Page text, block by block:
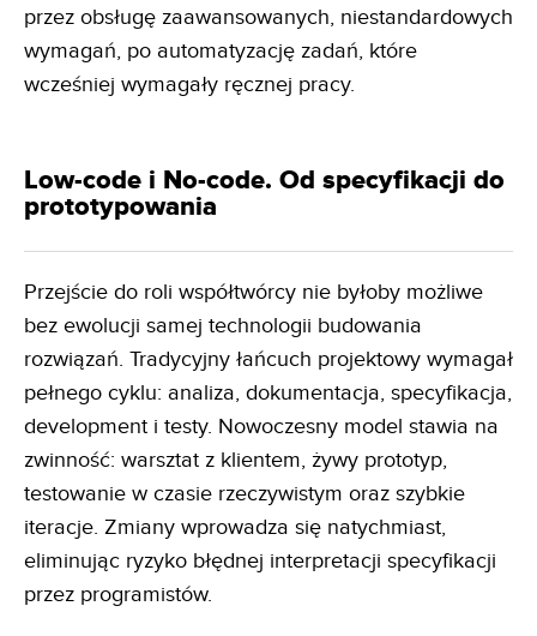
przez obsługę zaawansowanych, niestandardowych
wymagań, po automatyzację zadań, które
wcześniej wymagały ręcznej pracy.
Low-code i No-code. Od specyfikacji do
prototypowania
Przejście do roli współtwórcy nie byłoby możliwe
bez ewolucji samej technologii budowania
rozwiązań. Tradycyjny łańcuch projektowy wymagał
pełnego cyklu: analiza, dokumentacja, specyfikacja,
development i testy. Nowoczesny model stawia na
zwinność: warsztat z klientem, żywy prototyp,
testowanie w czasie rzeczywistym oraz szybkie
iteracje. Zmiany wprowadza się natychmiast,
eliminując ryzyko błędnej interpretacji specyfikacji
przez programistów.